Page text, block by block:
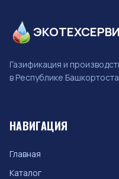
Газификация и
в Республике
НАВИГАЦИЯ
Главная
Каталог